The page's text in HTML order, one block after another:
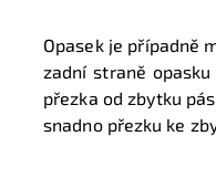
Opasek je případně
zadní straně
přezka od zbytku
snadno přezku ke